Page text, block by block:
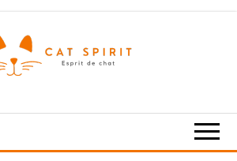
chat